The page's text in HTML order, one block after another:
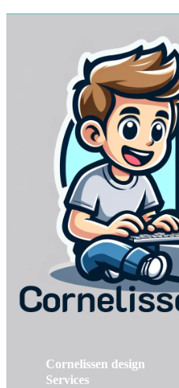
Cornelissen design
Services